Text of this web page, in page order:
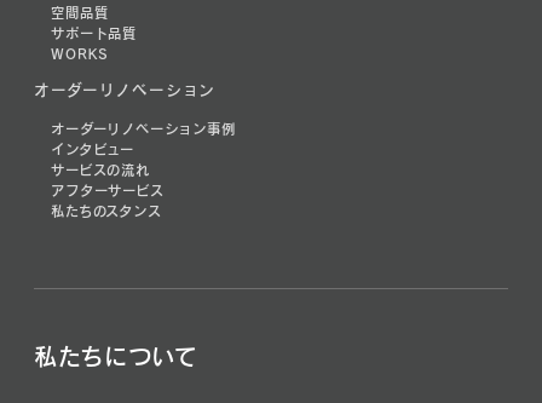
空間品質
サポート品質
WORKS
オーダーリノベーション
オーダーリノベーション事例
インタビュー
サービスの流れ
アフターサービス
私たちのスタンス
私たちについて